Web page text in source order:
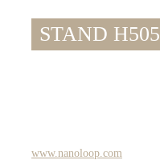
STAND H505
www.nanoloop.com